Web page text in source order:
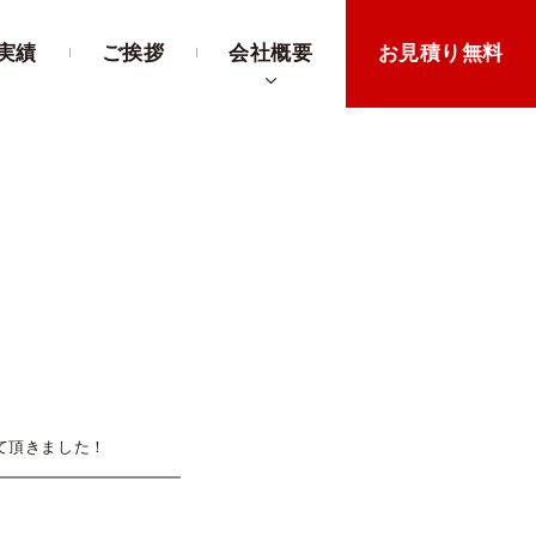
績 ご挨拶 会社概要 お見積り無料
きました！